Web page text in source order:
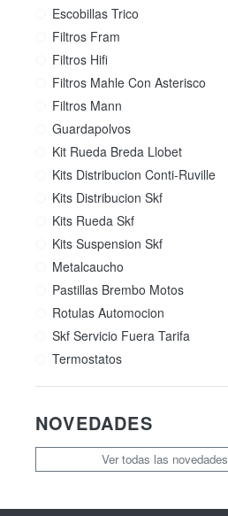
Escobillas Trico
Filtros Fram
Filtros Hifi
Filtros Mahle Con Asterisco
Filtros Mann
Guardapolvos
Kit Rueda Breda Llobet
Kits Distribucion Conti-Ruville
Kits Distribucion Skf
Kits Rueda Skf
Kits Suspension Skf
Metalcaucho
Pastillas Brembo Motos
Rotulas Automocion
Skf Servicio Fuera Tarifa
Termostatos
NOVEDADES
Ver todas las novedades